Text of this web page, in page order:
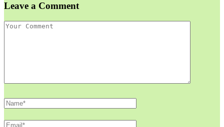
Leave a Comment